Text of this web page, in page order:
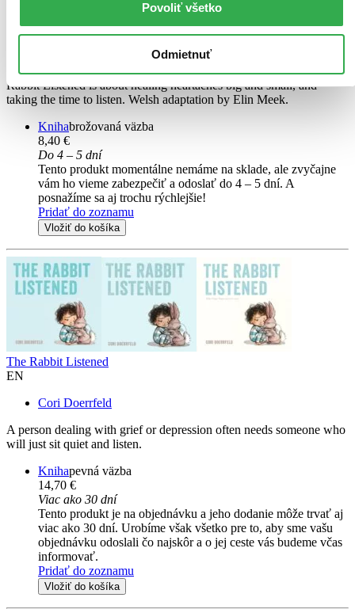
Povoliť všetko
Odmietnuť
With its spare, poignant text and irresistibly sweet illustrations, The
Rabbit Listened is about healing heartaches big and small, and
taking the time to listen. Welsh adaptation by Elin Meek.
Knihabrožovaná väzba
8,40 €
Do 4 – 5 dní
Tento produkt momentálne nemáme na sklade, ale zvyčajne
vám ho vieme zabezpečiť a odoslať do 4 – 5 dní. A
posnažíme sa aj trochu rýchlejšie!
Pridať do zoznamu
Vložiť do košíka
The Rabbit Listened
EN
Cori Doerrfeld
A person dealing with grief or depression often needs someone who
will just sit quiet and listen.
Knihapevná väzba
14,70 €
Viac ako 30 dní
Tento produkt je na objednávku a jeho dodanie môže trvať aj
viac ako 30 dní. Urobíme však všetko pre to, aby sme vašu
objednávku odoslali čo najskôr a o jej ceste vás budeme včas
informovať.
Pridať do zoznamu
Vložiť do košíka